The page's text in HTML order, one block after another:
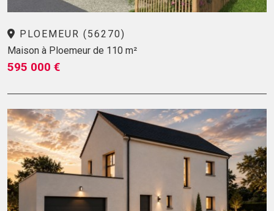
PLOEMEUR (56270)
Maison à Ploemeur de 110 m²
595 000 €